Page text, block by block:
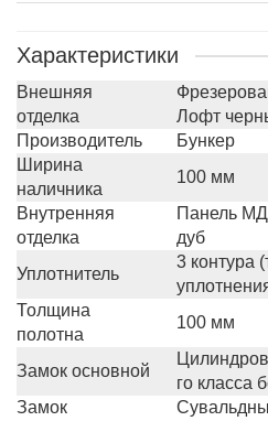
Характеристики
Внешняя
отделка
Лофт
Производитель
Бункер
Ширина
наличника
100 мм
Внутренняя
отделка
Панель
дуб
Уплотнитель
3 контура
Толщина
полотна
100 мм
Замок основной
го класса
Замок